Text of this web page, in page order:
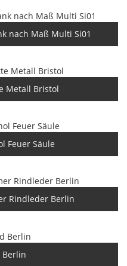
nach Maß Multi Si01
Metall Bristol
Feuer Säule
Rindleder Berlin
Berlin